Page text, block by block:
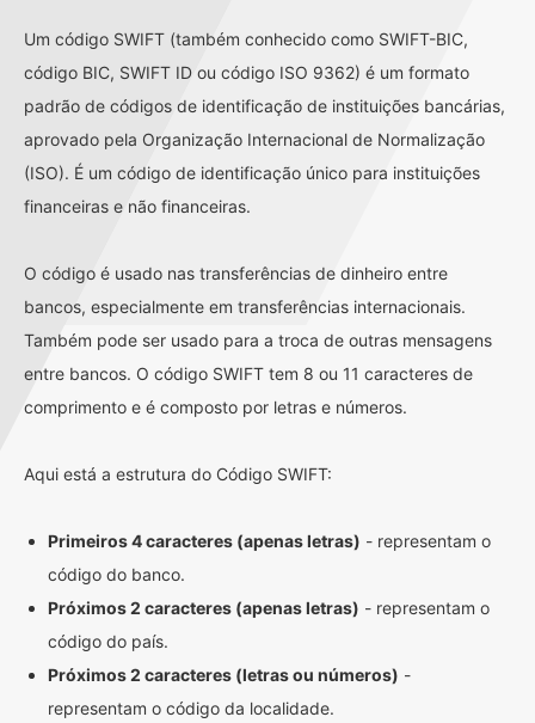
Um código SWIFT (também conhecido como SWIFT-BIC,
código BIC, SWIFT ID ou código ISO 9362) é um formato
padrão de códigos de identificação de instituições bancárias,
aprovado pela Organização Internacional de Normalização
(ISO). É um código de identificação único para instituições
financeiras e não financeiras.
O código é usado nas transferências de dinheiro entre
bancos, especialmente em transferências internacionais.
Também pode ser usado para a troca de outras mensagens
entre bancos. O código SWIFT tem 8 ou 11 caracteres de
comprimento e é composto por letras e números.
Aqui está a estrutura do Código SWIFT:
Primeiros 4 caracteres (apenas letras) - representam o
código do banco.
Próximos 2 caracteres (apenas letras) - representam o
código do país.
Próximos 2 caracteres (letras ou números) -
representam o código da localidade.